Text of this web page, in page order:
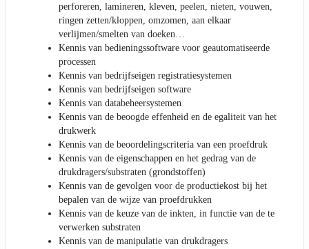
perforeren, lamineren, kleven, peelen, nieten, vouwen,
ringen zetten/kloppen, omzomen, aan elkaar
verlijmen/smelten van doeken…
Kennis van bedieningssoftware voor geautomatiseerde
processen
Kennis van bedrijfseigen registratiesystemen
Kennis van bedrijfseigen software
Kennis van databeheersystemen
Kennis van de beoogde effenheid en de egaliteit van het
drukwerk
Kennis van de beoordelingscriteria van een proefdruk
Kennis van de eigenschappen en het gedrag van de
drukdragers/substraten (grondstoffen)
Kennis van de gevolgen voor de productiekost bij het
bepalen van de wijze van proefdrukken
Kennis van de keuze van de inkten, in functie van de te
verwerken substraten
Kennis van de manipulatie van drukdragers